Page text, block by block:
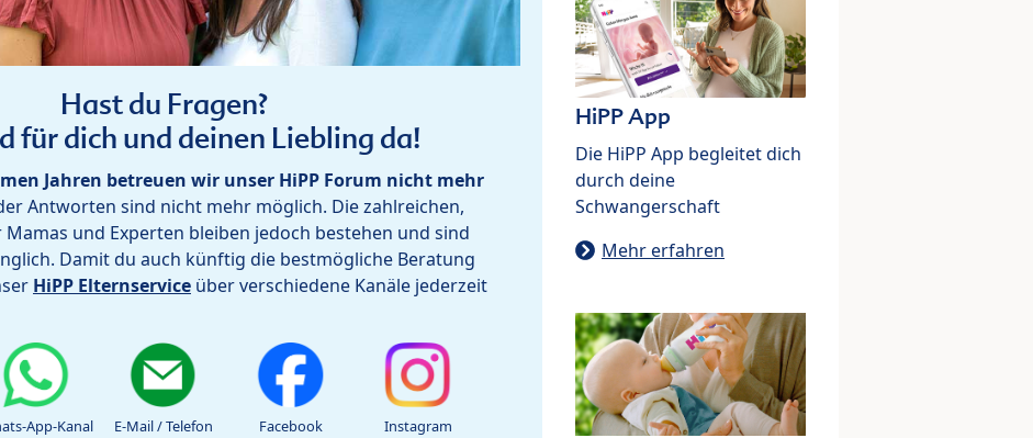
Hast du Fragen?
für dich und deinen Liebling da!
Jahren betreuen wir unser HiPP Forum nicht mehr
Antworten sind nicht mehr möglich. Die zahlreichen,
und Experten bleiben jedoch bestehen und sind
Damit du auch künftig die bestmögliche Beratung
HiPP Elternservice über verschiedene Kanäle jederzeit
App-Kanal E-Mail / Telefon Facebook Instagram
HiPP App
Die HiPP App begleitet dich
durch deine
Schwangerschaft
Mehr erfahren